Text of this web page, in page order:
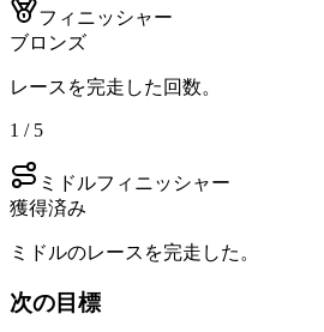
フィニッシャー
ブロンズ
レースを完走した回数。
1 / 5
ミドルフィニッシャー
獲得済み
ミドルのレースを完走した。
次の目標